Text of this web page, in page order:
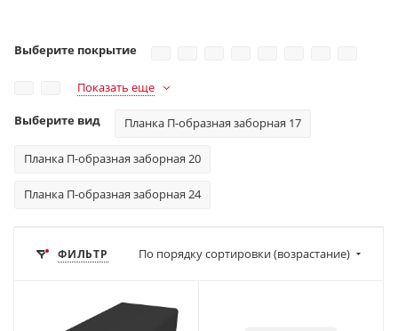
Выберите покрытие
Показать еще
Выберите вид Планка П-образная заборная 17
Планка П-образная заборная 20
Планка П-образная заборная 24
ФИЛЬТР По порядку сортировки (возрастание)